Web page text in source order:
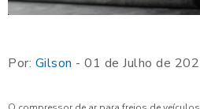
Por: Gilson - 01 de Julho de